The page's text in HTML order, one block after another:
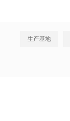
生产基地